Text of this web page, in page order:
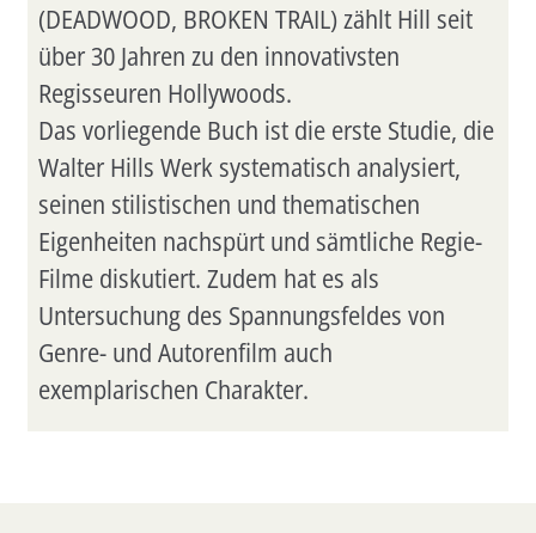
(DEADWOOD, BROKEN TRAIL) zählt Hill seit
über 30 Jahren zu den innovativsten
Regisseuren Hollywoods.
Das vorliegende Buch ist die erste Studie, die
Walter Hills Werk systematisch analysiert,
seinen stilistischen und thematischen
Eigenheiten nachspürt und sämtliche Regie-
Filme diskutiert. Zudem hat es als
Untersuchung des Spannungsfeldes von
Genre- und Autorenfilm auch
exemplarischen Charakter.